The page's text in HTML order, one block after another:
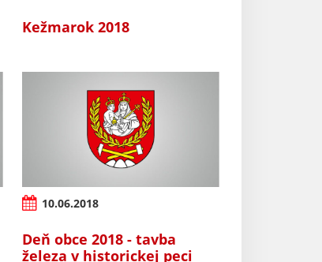
Kežmarok 2018
10.06.2018
Deň obce 2018 - tavba
železa v historickej peci